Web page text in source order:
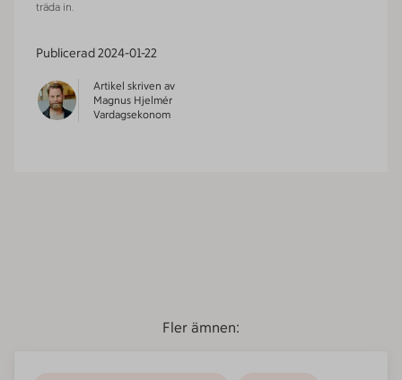
träda in.
Publicerad2024-01-22
Artikel skriven av
Magnus Hjelmér
Vardagsekonom
Fler ämnen: